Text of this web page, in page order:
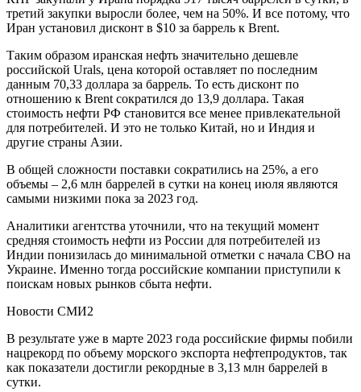
третий закупки выросли более, чем на 50%. И все потому, что
Иран установил дисконт в $10 за баррель к Brent.
Таким образом иранская нефть значительно дешевле
российской Urals, цена которой оставляет по последним
данным 70,33 доллара за баррель. То есть дисконт по
отношению к Brent сократился до 13,9 доллара. Такая
стоимость нефти РФ становится все менее привлекательной
для потребителей. И это не только Китай, но и Индия и
другие страны Азии.
В общей сложности поставки сократились на 25%, а его
объемы – 2,6 млн баррелей в сутки на конец июля являются
самыми низкими пока за 2023 год.
Аналитики агентства уточнили, что на текущий момент
средняя стоимость нефти из России для потребителей из
Индии понизилась до минимальной отметки с начала СВО на
Украине. Именно тогда российские компании приступили к
поискам новых рынков сбыта нефти.
Новости СМИ2
В результате уже в марте 2023 года российские фирмы побили
нацрекорд по объему морского экспорта нефтепродуктов, так
как показатели достигли рекордные в 3,13 млн баррелей в
сутки.